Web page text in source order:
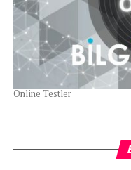
Online Testler